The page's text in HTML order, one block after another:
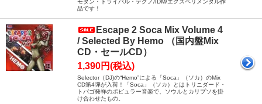
モダン・トライバル・テクノ/IDM/エクスペリメンタル作
品です！
Escape 2 Soca Mix Volume 4
/ Selected By Hemo （国内盤Mix
CD・セールCD）
1,390円(税込)
Selector（DJ)の“Hemo”による「Soca」（ソカ）のMix
CD第4弾が入荷！「Soca」（ソカ）とはトリニダード・
トバゴ発祥のポピュラー音楽で、ソウルとカリプソを掛
け合わせたもの。